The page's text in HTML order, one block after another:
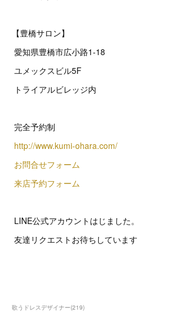
【豊橋サロン】
愛知県豊橋市広小路1-18
ユメックスビル5F
トライアルビレッジ内
完全予約制
http://www.kumi-ohara.com/
お問合せフォーム
来店予約フォーム
LINE公式アカウントはじました。
友達リクエストお待ちしています
歌うドレスデザイナー(219)